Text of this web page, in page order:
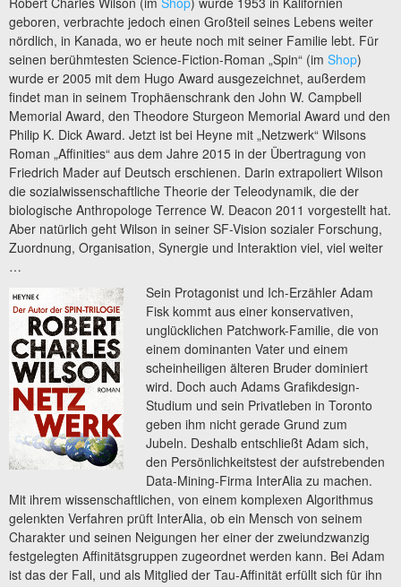
geboren, verbrachte jedoch einen Großteil seines Lebens weiter
nördlich, in Kanada, wo er heute noch mit seiner Familie lebt. Für
seinen berühmtesten Science-Fiction-Roman „Spin“ (im Shop)
wurde er 2005 mit dem Hugo Award ausgezeichnet, außerdem
findet man in seinem Trophäenschrank den John W. Campbell
Memorial Award, den Theodore Sturgeon Memorial Award und den
Philip K. Dick Award. Jetzt ist bei Heyne mit „Netzwerk“ Wilsons
Roman „Affinities“ aus dem Jahre 2015 in der Übertragung von
Friedrich Mader auf Deutsch erschienen. Darin extrapoliert Wilson
die sozialwissenschaftliche Theorie der Teleodynamik, die der
biologische Anthropologe Terrence W. Deacon 2011 vorgestellt hat.
Aber natürlich geht Wilson in seiner SF-Vision sozialer Forschung,
Zuordnung, Organisation, Synergie und Interaktion viel, viel weiter
…
Sein Protagonist und Ich-Erzähler Adam
Fisk kommt aus einer konservativen,
unglücklichen Patchwork-Familie, die von
einem dominanten Vater und einem
scheinheiligen älteren Bruder dominiert
wird. Doch auch Adams Grafikdesign-
Studium und sein Privatleben in Toronto
geben ihm nicht gerade Grund zum
Jubeln. Deshalb entschließt Adam sich,
den Persönlichkeitstest der aufstrebenden
Data-Mining-Firma InterAlia zu machen.
Mit ihrem wissenschaftlichen, von einem komplexen Algorithmus
gelenkten Verfahren prüft InterAlia, ob ein Mensch von seinem
Charakter und seinen Neigungen her einer der zweiundzwanzig
festgelegten Affinitätsgruppen zugeordnet werden kann. Bei Adam
ist das der Fall, und als Mitglied der Tau-Affinität erfüllt sich für ihn